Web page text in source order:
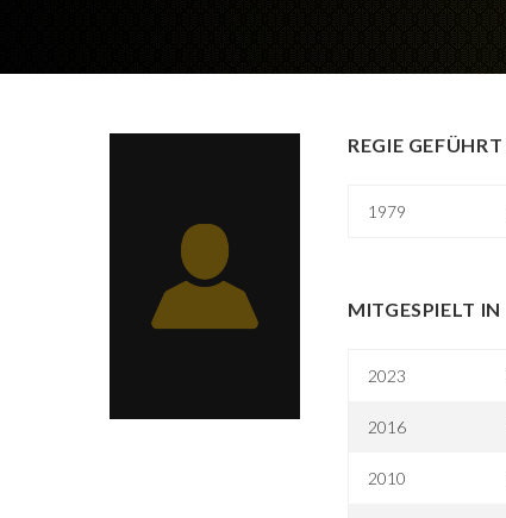
REGIE GEFÜHRT
1979
MITGESPIELT IN
2023
2016
2010